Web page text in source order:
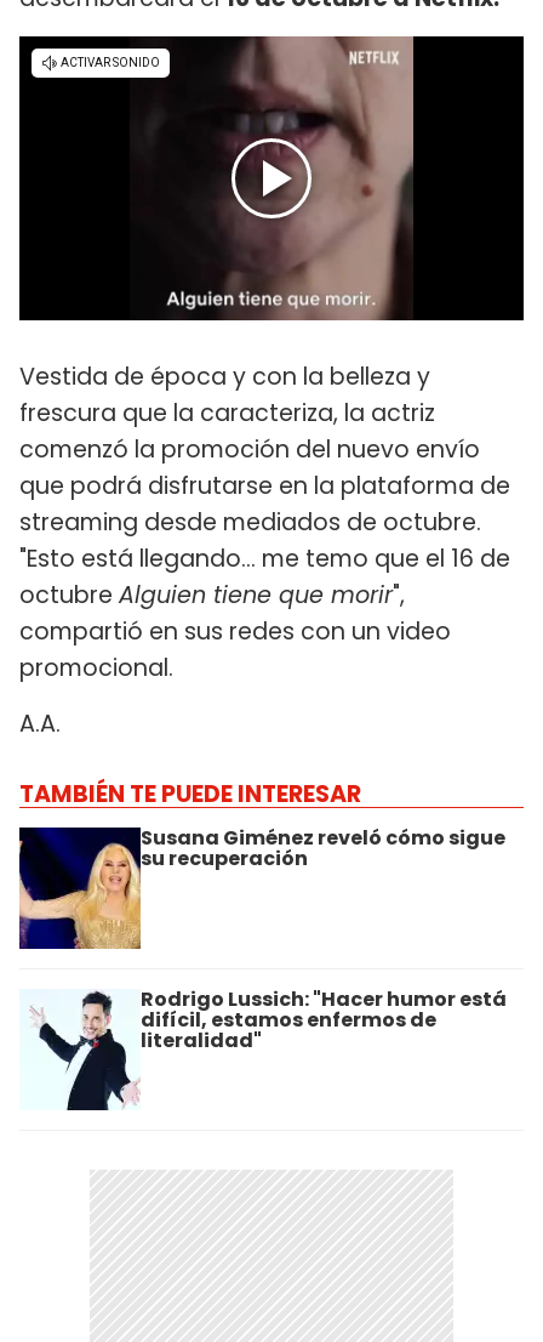
Vestida de época y con la belleza y
frescura que la caracteriza, la actriz
comenzó la promoción del nuevo envío
que podrá disfrutarse en la plataforma de
streaming desde mediados de octubre.
"Esto está llegando... me temo que el 16 de
octubreAlguien tiene que morir",
compartió en sus redes con un video
promocional.
A.A.
TAMBIÉN TE PUEDE INTERESAR
Susana Giménez reveló cómo sigue
su recuperación
Rodrigo Lussich: "Hacer humor está
difícil, estamos enfermos de
literalidad"